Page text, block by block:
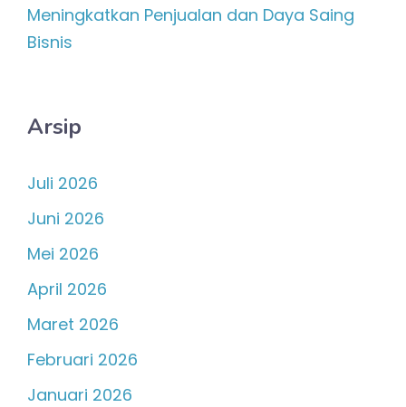
Meningkatkan Penjualan dan Daya Saing
Bisnis
Arsip
Juli 2026
Juni 2026
Mei 2026
April 2026
Maret 2026
Februari 2026
Januari 2026